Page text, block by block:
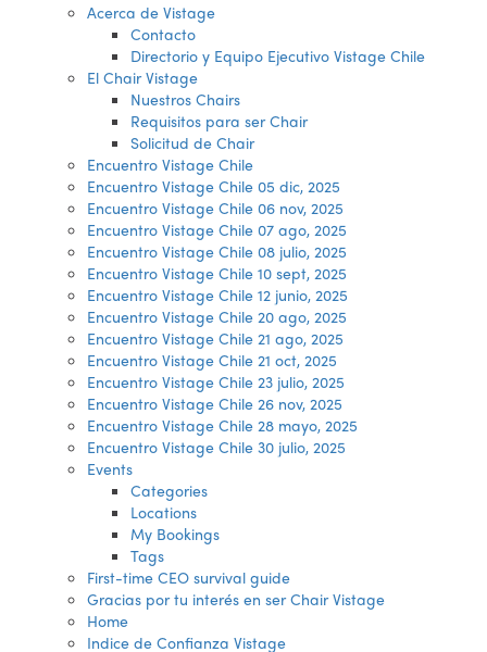
Acerca de Vistage
Contacto
Directorio y Equipo Ejecutivo Vistage Chile
El Chair Vistage
Nuestros Chairs
Requisitos para ser Chair
Solicitud de Chair
Encuentro Vistage Chile
Encuentro Vistage Chile 05 dic, 2025
Encuentro Vistage Chile 06 nov, 2025
Encuentro Vistage Chile 07 ago, 2025
Encuentro Vistage Chile 08 julio, 2025
Encuentro Vistage Chile 10 sept, 2025
Encuentro Vistage Chile 12 junio, 2025
Encuentro Vistage Chile 20 ago, 2025
Encuentro Vistage Chile 21 ago, 2025
Encuentro Vistage Chile 21 oct, 2025
Encuentro Vistage Chile 23 julio, 2025
Encuentro Vistage Chile 26 nov, 2025
Encuentro Vistage Chile 28 mayo, 2025
Encuentro Vistage Chile 30 julio, 2025
Events
Categories
Locations
My Bookings
Tags
First-time CEO survival guide
Gracias por tu interés en ser Chair Vistage
Home
Indice de Confianza Vistage